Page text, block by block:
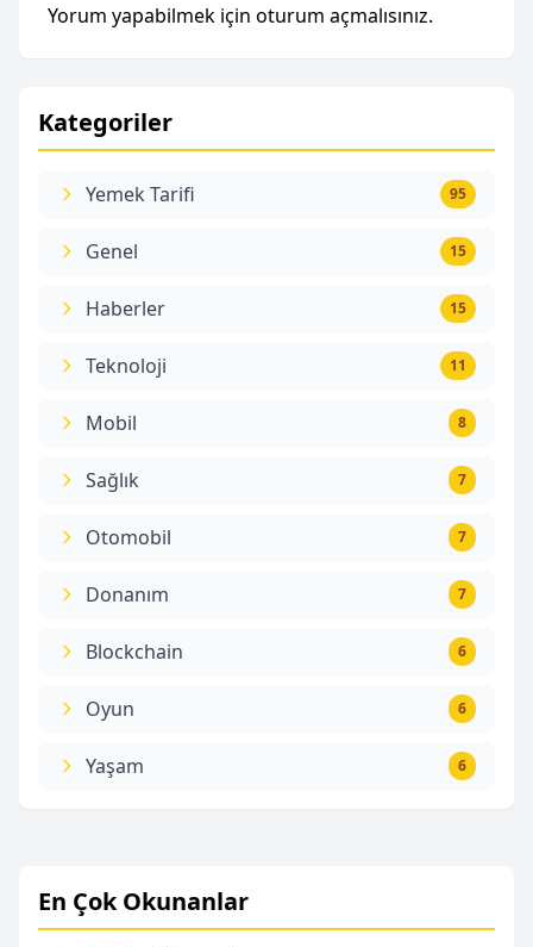
Kategoriler
Yemek Tarifi 95
Genel 15
Haberler 15
Teknoloji 11
Mobil 8
Sağlık 7
Otomobil 7
Donanım 7
Blockchain 6
Oyun 6
Yaşam 6
Yorum yapabilmek için oturum açmalısınız.
En Çok Okunanlar